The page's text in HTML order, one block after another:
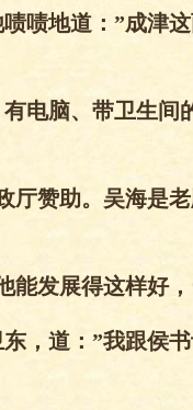
啧地道：”成津
电脑、带卫生间
厅赞助。吴海是
能发展得这样好
，道：”我跟侯